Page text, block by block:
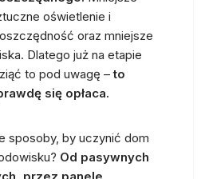
oświetlenie i
oraz mniejsze
Dlatego już na etapie
to pod uwagę –to
się opłaca.
sposoby, by uczynić dom
Od pasywnych